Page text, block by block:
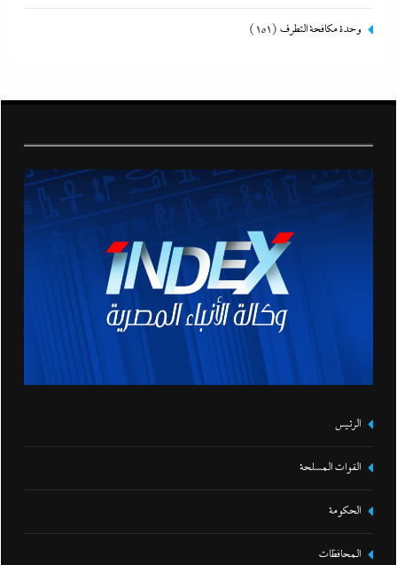
وحدة مكافحة التطرف (151)
الرئيس
القوات المسلحة
الحكومة
المحافظات